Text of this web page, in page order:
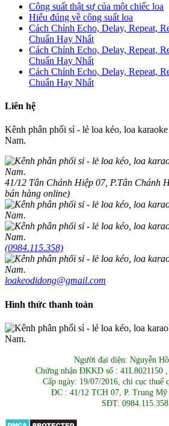
Công suất thật sự của một chiếc loa
Hiểu đúng về công suất loa
Cách Chỉnh Echo, Delay, Repeat,
Chuẩn Hay Nhất
Cách Chỉnh Echo, Delay, Repeat,
Chuẩn Hay Nhất
Cách Chỉnh Echo, Delay, Repeat,
Chuẩn Hay Nhất
Liên hệ
Kênh phân phối sỉ - lẻ loa kéo, loa
Nam.
41/12 Tân Chánh Hiệp 07, P.Tân Chánh
bán hàng online)
(0984.115.358)
loakeodidong@gmail.com
Hình thức thanh toán
Người đại diện: Nguyễn
Chứng nhận ĐKKD số : 41L8021150
Cấp ngày: 19/07/2016, chi cục thuế
ĐC : 41/12 TCH 07, P. Trung Mỹ
SĐT: 0984.115.358